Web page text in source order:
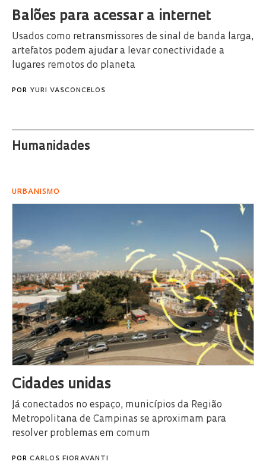
Balões para acessar a internet
Usados como retransmissores de sinal de banda larga,
artefatos podem ajudar a levar conectividade a
lugares remotos do planeta
POR YURI VASCONCELOS
Humanidades
URBANISMO
Cidades unidas
Já conectados no espaço, municípios da Região
Metropolitana de Campinas se aproximam para
resolver problemas em comum
POR CARLOS FIORAVANTI